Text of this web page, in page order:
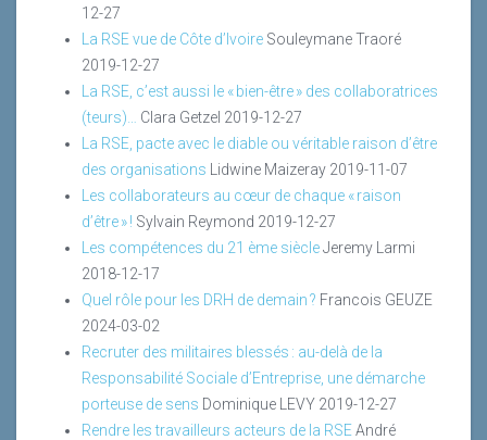
12-27
La RSE vue de Côte d’Ivoire Souleymane Traoré
2019-12-27
La RSE, c’est aussi le « bien-être » des collaboratrices
(teurs)…
Clara Getzel 2019-12-27
La RSE, pacte avec le diable ou véritable raison d’être
des organisations Lidwine Maizeray 2019-11-07
Les collaborateurs au cœur de chaque « raison
d’être » ! Sylvain Reymond 2019-12-27
Les compétences du 21 ème siècleJeremy Larmi
2018-12-17
Quel rôle pour les DRH de demain ? Francois GEUZE
2024-03-02
Recruter des militaires blessés : au-delà de la
Responsabilité Sociale d’Entreprise, une démarche
porteuse de sens Dominique LEVY 2019-12-27
Rendre les travailleurs acteurs de la RSEAndré